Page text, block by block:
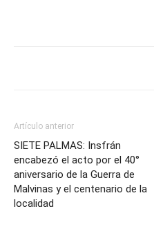
Artículo anterior
SIETE PALMAS: Insfrán
encabezó el acto por el 40°
aniversario de la Guerra de
Malvinas y el centenario de la
localidad